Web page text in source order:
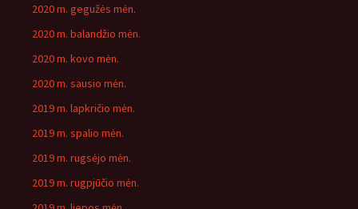
2020 m. gegužės mėn.
2020 m. balandžio mėn.
2020 m. kovo mėn.
2020 m. sausio mėn.
2019 m. lapkričio mėn.
2019 m. spalio mėn.
2019 m. rugsėjo mėn.
2019 m. rugpjūčio mėn.